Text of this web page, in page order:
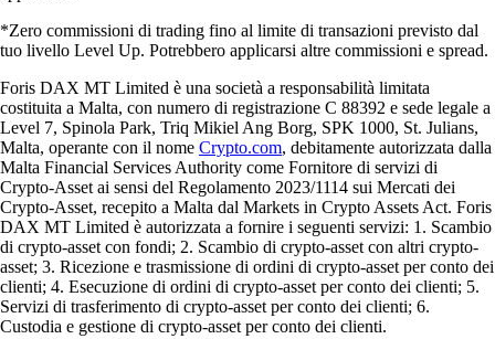
*Zero commissioni di trading fino al limite di transazioni previsto dal
tuo livello Level Up. Potrebbero applicarsi altre commissioni e spread.
Foris DAX MT Limited è una società a responsabilità limitata
costituita a Malta, con numero di registrazione C 88392 e sede legale a
Level 7, Spinola Park, Triq Mikiel Ang Borg, SPK 1000, St. Julians,
Malta, operante con il nome Crypto.com, debitamente autorizzata dalla
Malta Financial Services Authority come Fornitore di servizi di
Crypto-Asset ai sensi del Regolamento 2023/1114 sui Mercati dei
Crypto-Asset, recepito a Malta dal Markets in Crypto Assets Act. Foris
DAX MT Limited è autorizzata a fornire i seguenti servizi: 1. Scambio
di crypto-asset con fondi; 2. Scambio di crypto-asset con altri crypto-
asset; 3. Ricezione e trasmissione di ordini di crypto-asset per conto dei
clienti; 4. Esecuzione di ordini di crypto-asset per conto dei clienti; 5.
Servizi di trasferimento di crypto-asset per conto dei clienti; 6.
Custodia e gestione di crypto-asset per conto dei clienti.